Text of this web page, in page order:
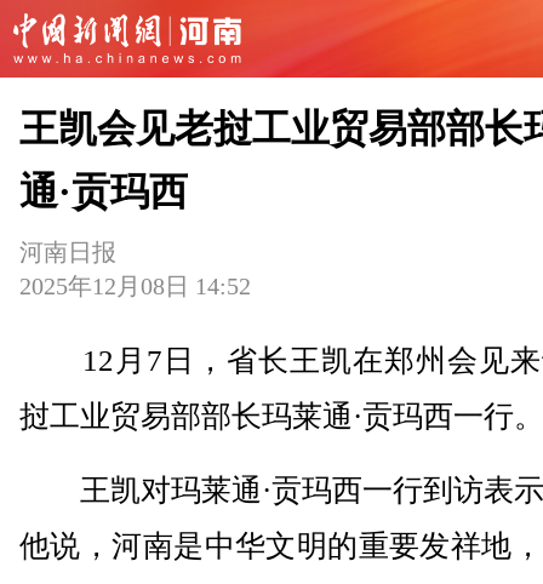
王凯会见老挝工业贸易部部长
通·贡玛西
河南日报
2025年12月08日 14:52
12月7日，省长王凯在郑州会见来
挝工业贸易部部长玛莱通·贡玛西一行。
王凯对玛莱通·贡玛西一行到访表
他说，河南是中华文明的重要发祥地